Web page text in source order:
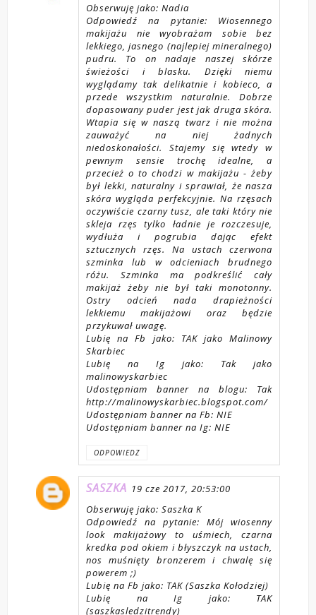
Obserwuję jako: Nadia
Odpowiedź na pytanie: Wiosennego
makijażu nie wyobrażam sobie bez
lekkiego, jasnego (najlepiej mineralnego)
pudru. To on nadaje naszej skórze
świeżości i blasku. Dzięki niemu
wyglądamy tak delikatnie i kobieco, a
przede wszystkim naturalnie. Dobrze
dopasowany puder jest jak druga skóra.
Wtapia się w naszą twarz i nie można
zauważyć na niej żadnych
niedoskonałości. Stajemy się wtedy w
pewnym sensie trochę idealne, a
przecież o to chodzi w makijażu - żeby
był lekki, naturalny i sprawiał, że nasza
skóra wygląda perfekcyjnie. Na rzęsach
oczywiście czarny tusz, ale taki który nie
skleja rzęs tylko ładnie je rozczesuje,
wydłuża i pogrubia dając efekt
sztucznych rzęs. Na ustach czerwona
szminka lub w odcieniach brudnego
różu. Szminka ma podkreślić cały
makijaż żeby nie był taki monotonny.
Ostry odcień nada drapieżności
lekkiemu makijażowi oraz będzie
przykuwał uwagę.
Lubię na Fb jako: TAK jako Malinowy
Skarbiec
Lubię na Ig jako: Tak jako
malinowyskarbiec
Udostępniam banner na blogu: Tak
http://malinowyskarbiec.blogspot.com/
Udostępniam banner na Fb: NIE
Udostępniam banner na Ig: NIE
ODPOWIEDZ
SASZKA 19 cze 2017, 20:53:00
Obserwuję jako: Saszka K
Odpowiedź na pytanie: Mój wiosenny
look makijażowy to uśmiech, czarna
kredka pod okiem i błyszczyk na ustach,
nos muśnięty bronzerem i chwalę się
powerem ;)
Lubię na Fb jako: TAK (Saszka Kołodziej)
Lubię na Ig jako: TAK
(saszkasledzitrendy)